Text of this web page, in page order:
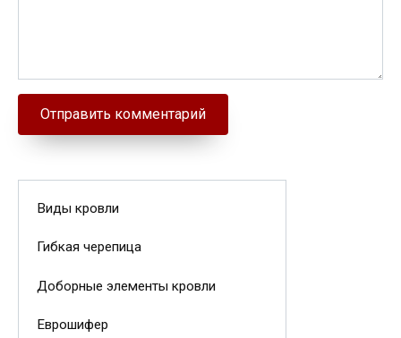
Виды кровли
Гибкая черепица
Доборные элементы кровли
Еврошифер